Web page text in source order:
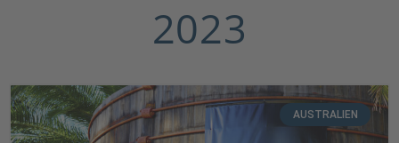
2023
AUSTRALIEN